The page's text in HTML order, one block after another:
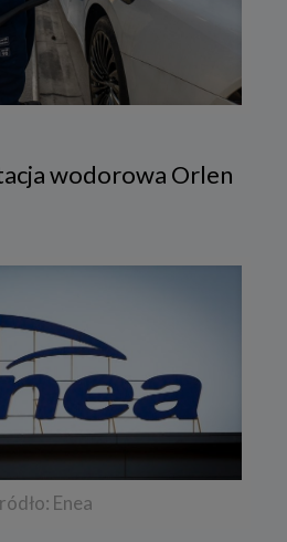
wodorowa Orlen
Enea